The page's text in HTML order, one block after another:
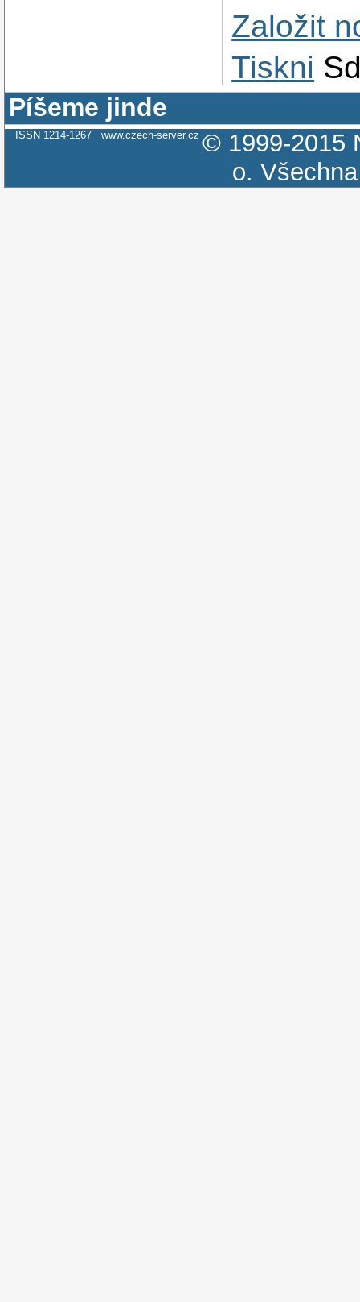
Založit
Tiskni
Píšeme jinde
ISSN 1214-1267 www.czech-server.cz © 1999-2015
o.